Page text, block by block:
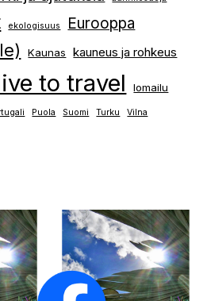
ekologisuus Eurooppa
Kaunas kauneus ja rohkeus
to travel lomailu
Puola Suomi Turku
Vilna